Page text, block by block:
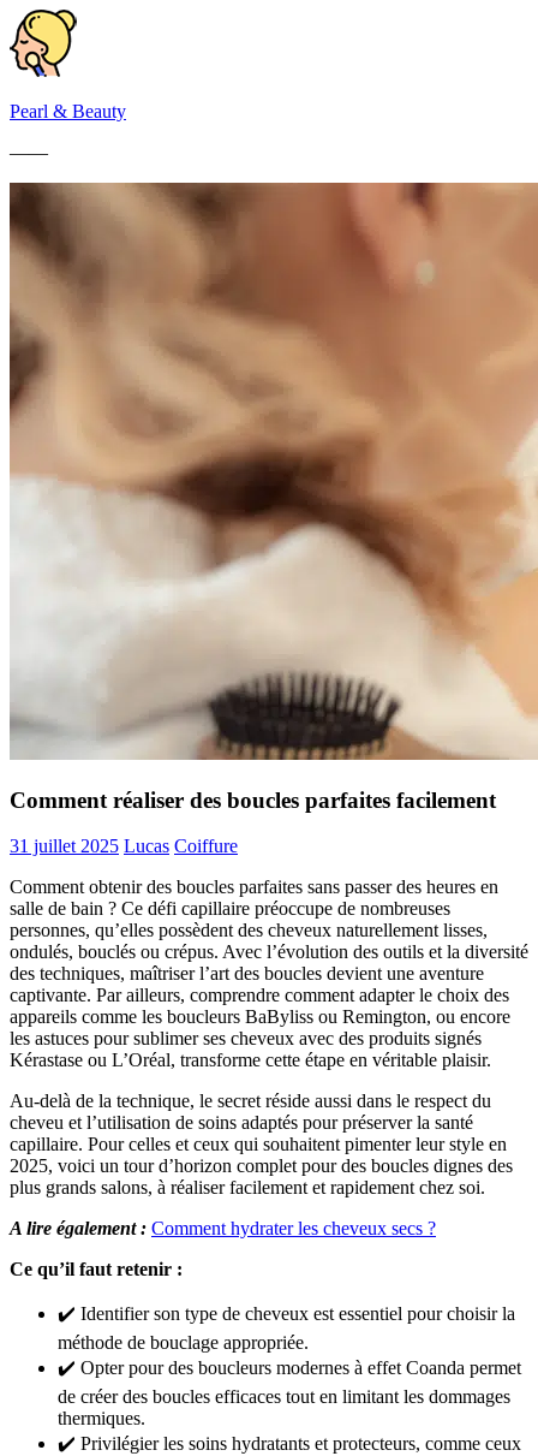
Pearl & Beauty
——
Comment réaliser des boucles parfaites facilement
31 juillet 2025 Lucas Coiffure
Comment obtenir des boucles parfaites sans passer des heures en
salle de bain ? Ce défi capillaire préoccupe de nombreuses
personnes, qu’elles possèdent des cheveux naturellement lisses,
ondulés, bouclés ou crépus. Avec l’évolution des outils et la diversité
des techniques, maîtriser l’art des boucles devient une aventure
captivante. Par ailleurs, comprendre comment adapter le choix des
appareils comme les boucleurs BaByliss ou Remington, ou encore
les astuces pour sublimer ses cheveux avec des produits signés
Kérastase ou L’Oréal, transforme cette étape en véritable plaisir.
Au-delà de la technique, le secret réside aussi dans le respect du
cheveu et l’utilisation de soins adaptés pour préserver la santé
capillaire. Pour celles et ceux qui souhaitent pimenter leur style en
2025, voici un tour d’horizon complet pour des boucles dignes des
plus grands salons, à réaliser facilement et rapidement chez soi.
A lire également : Comment hydrater les cheveux secs ?
Ce qu’il faut retenir :
✔️ Identifier son type de cheveux est essentiel pour choisir la
méthode de bouclage appropriée.
✔️ Opter pour des boucleurs modernes à effet Coanda permet
de créer des boucles efficaces tout en limitant les dommages
thermiques.
✔️ Privilégier les soins hydratants et protecteurs, comme ceux